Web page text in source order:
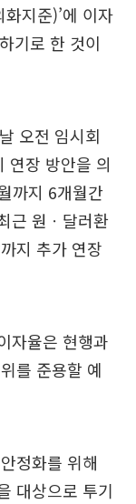
지준)’에 이자
기로 한 것이
오전 임시회
연장 방안을 의
까지 6개월간
근 원ㆍ달러환
지 추가 연장
자율은 현행과
를 준용할 예
정화를 위해
대상으로 투기